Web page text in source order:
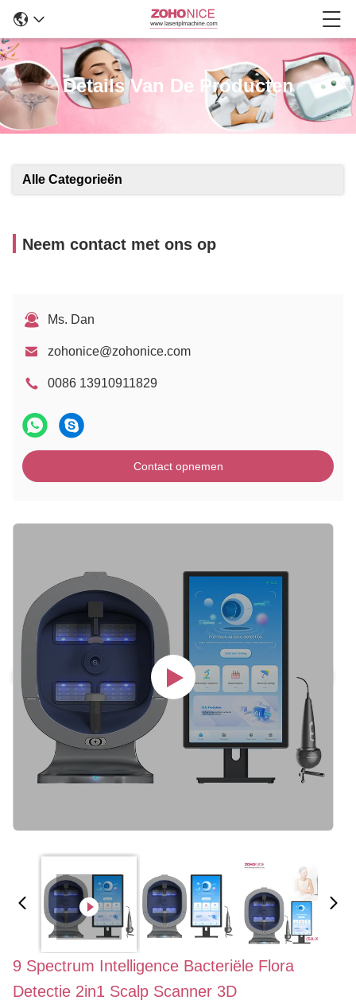
Details Van De Producten
Alle Categorieën
Neem contact met ons op
Ms. Dan
zohonice@zohonice.com
0086 13910911829
Contact opnemen
9 Spectrum Intelligence Bacteriële Flora
Detectie 2in1 Scalp Scanner 3D